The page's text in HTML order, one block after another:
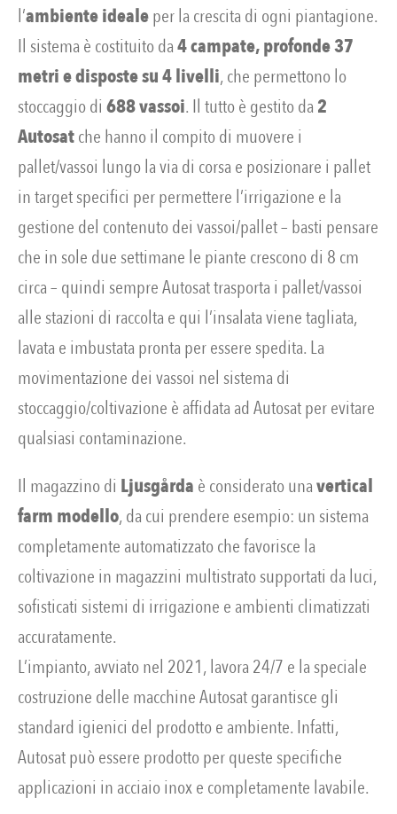
l’ambiente idealeper la crescita di ogni piantagione.
Il sistema è costituito da4 campate, profonde 37
metri e disposte su 4 livelli, che permettono lo
stoccaggio di 688 vassoi. Il tutto è gestito da 2
Autosatche hanno il compito di muovere i
pallet/vassoi lungo la via di corsa e posizionare i pallet
in target specifici per permettere l’irrigazione e la
gestione del contenuto dei vassoi/pallet – basti pensare
che in sole due settimane le piante crescono di 8 cm
circa – quindi sempre Autosat trasporta i pallet/vassoi
alle stazioni di raccolta e qui l’insalata viene tagliata,
lavata e imbustata pronta per essere spedita. La
movimentazione dei vassoi nel sistema di
stoccaggio/coltivazione è affidata ad Autosat per evitare
qualsiasi contaminazione.
Il magazzino di Ljusgårda è considerato unavertical
farm modello, da cui prendere esempio: un sistema
completamente automatizzato che favorisce la
coltivazione in magazzini multistrato supportati da luci,
sofisticati sistemi di irrigazione e ambienti climatizzati
accuratamente.
L’impianto, avviato nel 2021, lavora 24/7 e la speciale
costruzione delle macchine Autosat garantisce gli
standard igienici del prodotto e ambiente. Infatti,
Autosat può essere prodotto per queste specifiche
applicazioni in acciaio inox e completamente lavabile.